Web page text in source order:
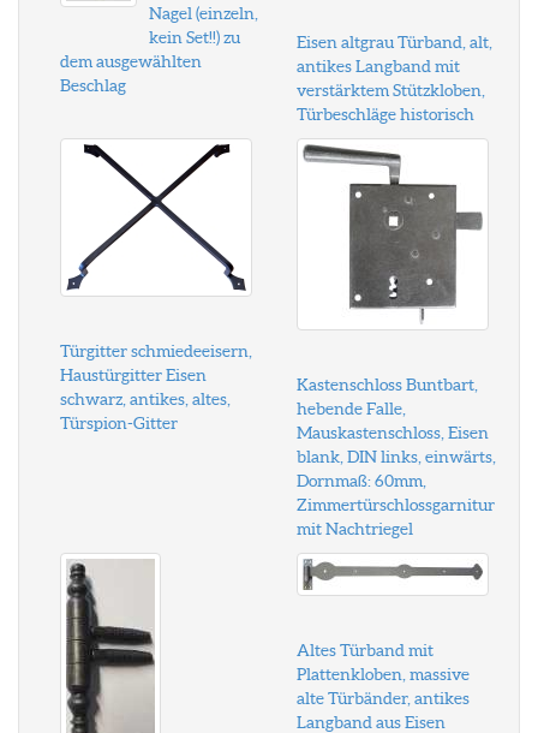
Nagel (einzeln,
kein Set!!) zu
dem ausgewählten
Beschlag
Eisen altgrau Türband, alt,
antikes Langband mit
verstärktem Stützkloben,
Türbeschläge historisch
Türgitter schmiedeeisern,
Haustürgitter Eisen
schwarz, antikes, altes,
Türspion-Gitter
Kastenschloss Buntbart,
hebende Falle,
Mauskastenschloss, Eisen
blank, DIN links, einwärts,
Dornmaß: 60mm,
Zimmertürschlossgarnitur
mit Nachtriegel
Altes Türband mit
Plattenkloben, massive
alte Türbänder, antikes
Langband aus Eisen